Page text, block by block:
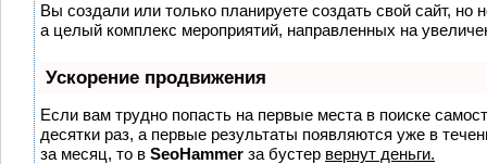
Вы создали или только планируете создать свой сайт, но
а целый комплекс мероприятий, направленных на
Ускорение продвижения
Если вам трудно попасть на первые места в поиске
десятки раз, а первые результаты появляются уже в
за месяц, то в SeoHammer за бустер вернут деньги.